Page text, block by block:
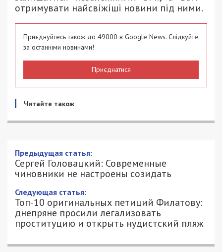
отримувати найсвіжіші новини під ними.
Приєднуйтесь також до 49000 в Google News. Слідкуйте
за останніми новинами!
Приєднатися
Читайте також
Предыдущая статья:
Сергей Головацкий: Современные
чиновники не настроены созидать
Следующая статья:
Топ-10 оригинальных петиций Филатову:
днепряне просили легализовать
проституцию и открыть нудистский пляж